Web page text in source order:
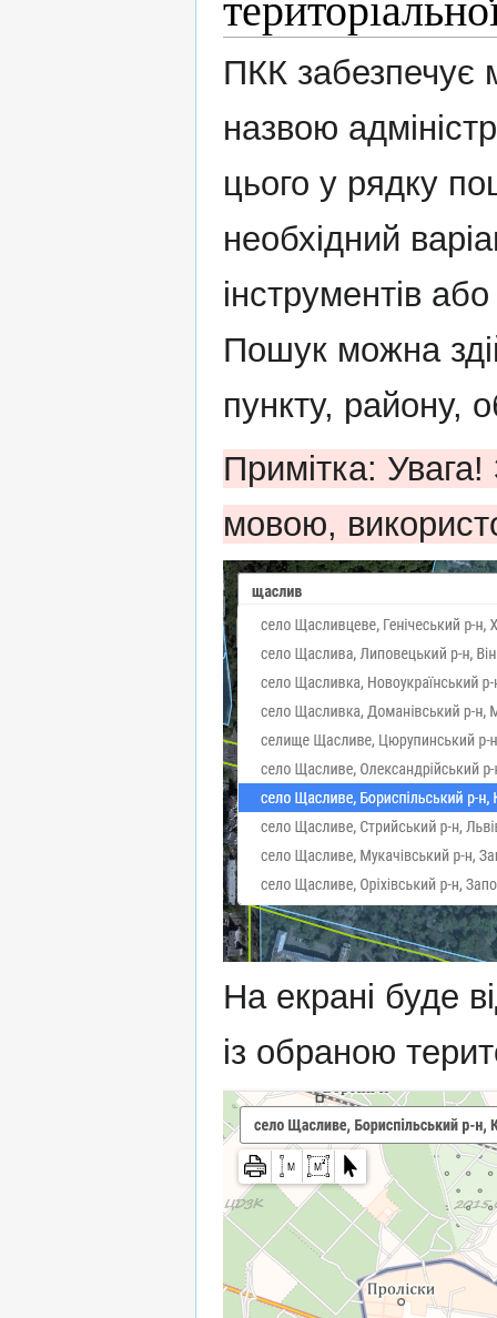
ПКК забезпечує
назвою
цього у рядку
необхідний
інструментів
Пошук можна
пункту, району,
Примітка:
мовою,
На екрані буде
із обраною